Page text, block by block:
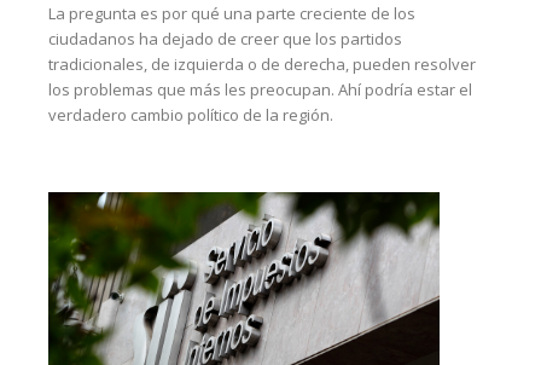
La pregunta es por qué una parte creciente de los
ciudadanos ha dejado de creer que los partidos
tradicionales, de izquierda o de derecha, pueden resolver
los problemas que más les preocupan. Ahí podría estar el
verdadero cambio político de la región.